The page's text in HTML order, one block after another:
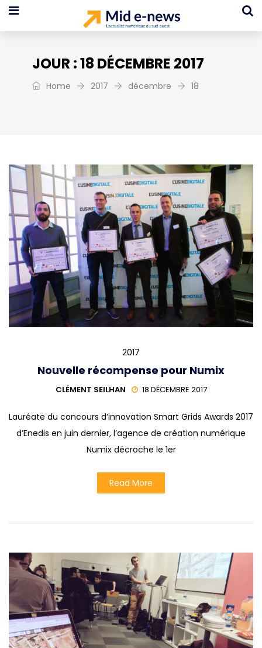
JOUR :18 DÉCEMBRE 2017
Home 2017 décembre 18
2017
Nouvelle récompense pour Numix
CLÉMENT SEILHAN 18 DÉCEMBRE 2017
Lauréate du concours d’innovation Smart Grids Awards 2017
d’Enedis en juin dernier, l’agence de création numérique
Numix décroche le 1er
Read More